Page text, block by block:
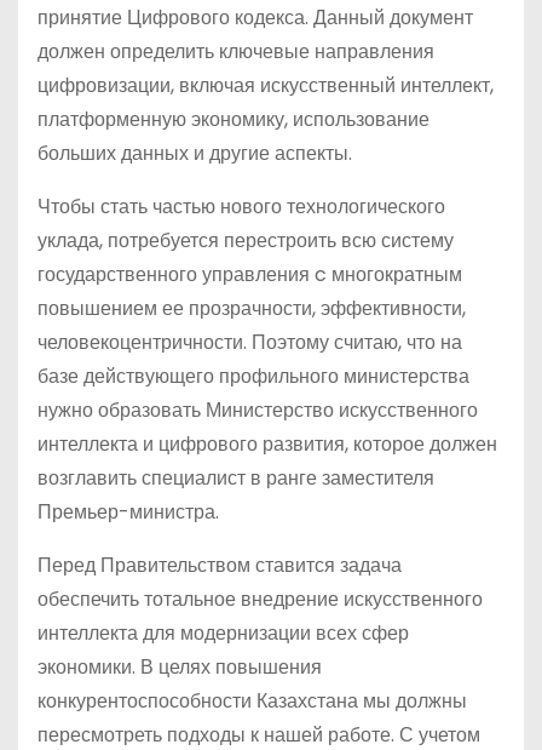
принятие Цифрового кодекса. Данный документ
должен определить ключевые направления
цифровизации, включая искусственный интеллект,
платформенную экономику, использование
больших данных и другие аспекты.
Чтобы стать частью нового технологического
уклада, потребуется перестроить всю систему
государственного управления c многократным
повышением ее прозрачности, эффективности,
человекоцентричности. Поэтому считаю, что на
базе действующего профильного министерства
нужно образовать Министерство искусственного
интеллекта и цифрового развития, которое должен
возглавить специалист в ранге заместителя
Премьер-министра.
Перед Правительством ставится задача
обеспечить тотальное внедрение искусственного
интеллекта для модернизации всех сфер
экономики. В целях повышения
конкурентоспособности Казахстана мы должны
пересмотреть подходы к нашей работе. С учетом